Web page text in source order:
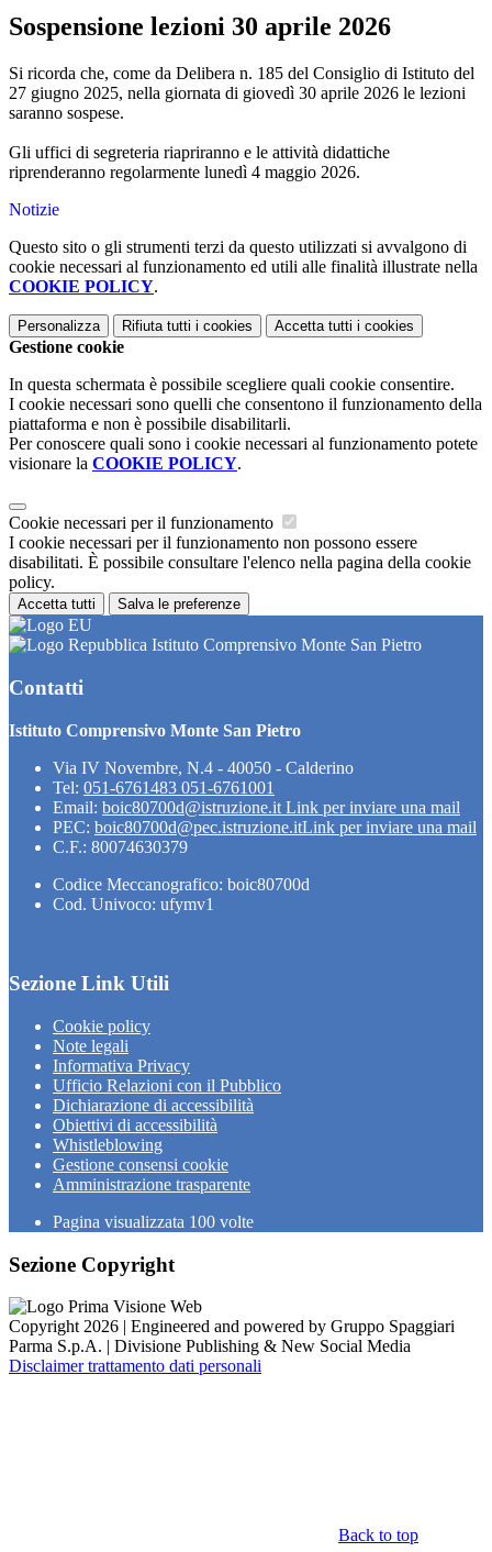
Sospensione lezioni 30 aprile 2026
Si ricorda che, come da Delibera n. 185 del Consiglio di Istituto del
27 giugno 2025, nella giornata di giovedì 30 aprile 2026 le lezioni
saranno sospese.
Gli uffici di segreteria riapriranno e le attività didattiche
riprenderanno regolarmente lunedì 4 maggio 2026.
Notizie
Questo sito o gli strumenti terzi da questo utilizzati si avvalgono di
cookie necessari al funzionamento ed utili alle finalità illustrate nella
COOKIE POLICY.
Personalizza Rifiuta tutti i cookies Accetta tutti i cookies
Gestione cookie
In questa schermata è possibile scegliere quali cookie consentire.
I cookie necessari sono quelli che consentono il funzionamento della
piattaforma e non è possibile disabilitarli.
Per conoscere quali sono i cookie necessari al funzionamento potete
visionare la COOKIE POLICY.
Cookie necessari per il funzionamento
I cookie necessari per il funzionamento non possono essere
disabilitati. È possibile consultare l'elenco nella pagina della cookie
policy.
Accetta tutti Salva le preferenze
Istituto Comprensivo Monte San Pietro
Contatti
Istituto Comprensivo Monte San Pietro
Via IV Novembre, N.4 - 40050 - Calderino
Tel: 051-6761483 051-6761001
Email: boic80700d@istruzione.it Link per inviare una mail
PEC: boic80700d@pec.istruzione.itLink per inviare una mail
C.F.: 80074630379
Codice Meccanografico: boic80700d
Cod. Univoco: ufymv1
Sezione Link Utili
Cookie policy
Note legali
Informativa Privacy
Ufficio Relazioni con il Pubblico
Dichiarazione di accessibilità
Obiettivi di accessibilità
Whistleblowing
Gestione consensi cookie
Amministrazione trasparente
Pagina visualizzata 100 volte
Sezione Copyright
Copyright 2026 | Engineered and powered by Gruppo Spaggiari
Parma S.p.A. | Divisione Publishing & New Social Media
Disclaimer trattamento dati personali
Back to top